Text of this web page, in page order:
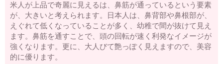
米人が上品で奇麗に見えるは、鼻筋が通っているという要素
が、大きいと考えられます。日本人は、鼻背部や鼻根部が、
えぐれて低くなっていることが多く、幼稚で間が抜けて見え
ます。鼻筋を通すことで、頭の回転が速く利発なイメージが
強くなります。更に、大人びて艶っぽく見えますので、美容
的に優ります。